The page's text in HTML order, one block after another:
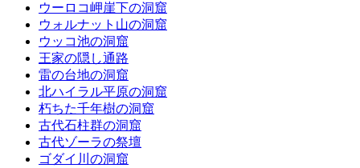
ウーロコ岬崖下の洞窟
ウォルナット山の洞窟
ウッコ池の洞窟
王家の隠し通路
雷の台地の洞窟
北ハイラル平原の洞窟
朽ちた千年樹の洞窟
古代石柱群の洞窟
古代ゾーラの祭壇
ゴダイ川の洞窟